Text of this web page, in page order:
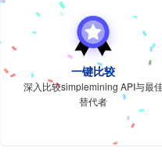
一键比较
深入比较simplemining API与最
替代者